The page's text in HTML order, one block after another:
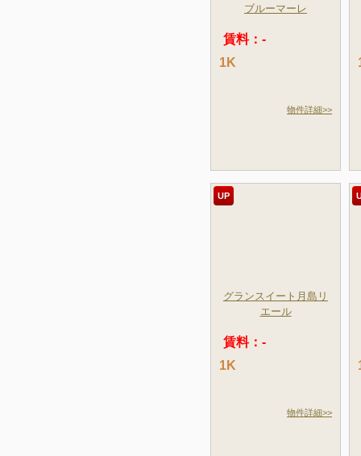
ブルーマーレ
賃料：-
1K
物件詳細>>
UP
グランスイート月島リ
エール
賃料：-
1K
物件詳細>>